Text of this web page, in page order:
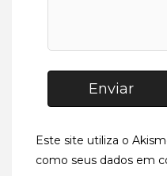
Enviar
Este site utiliza o
como seus dados em